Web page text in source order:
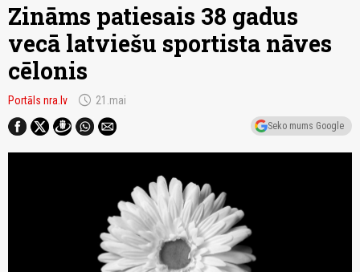
Zināms patiesais 38 gadus
vecā latviešu sportista nāves
cēlonis
Portāls nra.lv schedule 21.mai
Seko mums Google